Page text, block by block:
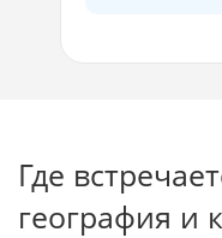
Где
география и